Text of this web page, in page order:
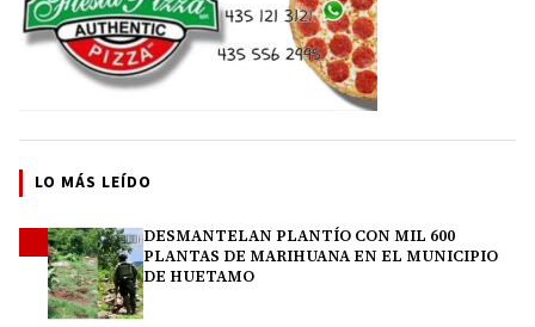
LO MÁS LEÍDO
DESMANTELAN PLANTÍO CON MIL 600
PLANTAS DE MARIHUANA EN EL MUNICIPIO
DE HUETAMO